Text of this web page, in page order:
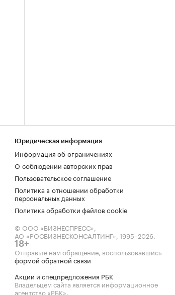
Юридическая информация
Информация об ограничениях
О соблюдении авторских прав
Пользовательское соглашение
Политика в отношении обработки
персональных данных
Политика обработки файлов cookie
© ООО «БИЗНЕСПРЕСС»,
АО «РОСБИЗНЕСКОНСАЛТИНГ», 1995–2026.
18+
Отправьте нам обращение, воспользовавшись
формой обратной связи
Акции и спецпредложения РБК
Владельцем сайта является информационное
агентство «РБК».